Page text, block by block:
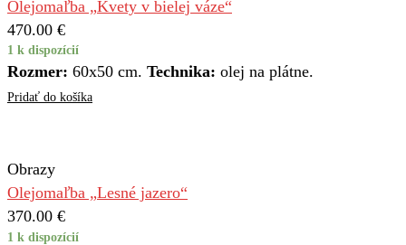
Olejomaľba „Kvety v bielej váze“
470.00 €
1 k dispozícií
Rozmer: 60x50 cm. Technika: olej na plátne.
Pridať do košíka
Obrazy
Olejomaľba „Lesné jazero“
370.00 €
1 k dispozícií